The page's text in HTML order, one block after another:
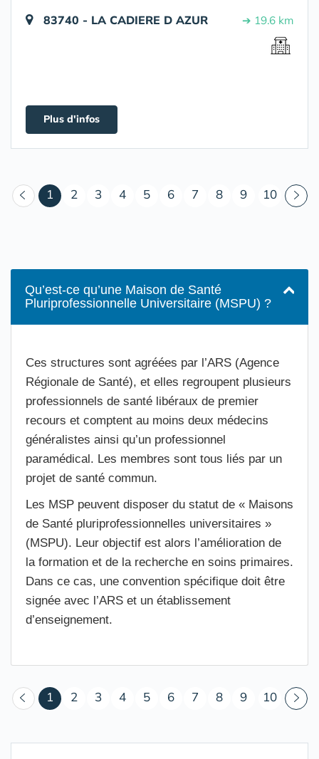
83740 - LA CADIERE D AZUR ➔ 19.6 km
Plus d'infos
1 (courant)
2 3 4 5 6 7 8 9 10
Qu’est-ce qu’une Maison de Santé
Pluriprofessionnelle Universitaire (MSPU) ?
Ces structures sont agréées par l’ARS (Agence
Régionale de Santé), et elles regroupent plusieurs
professionnels de santé libéraux de premier
recours et comptent au moins deux médecins
généralistes ainsi qu’un professionnel
paramédical. Les membres sont tous liés par un
projet de santé commun.
Les MSP peuvent disposer du statut de « Maisons
de Santé pluriprofessionnelles universitaires »
(MSPU). Leur objectif est alors l’amélioration de
la formation et de la recherche en soins primaires.
Dans ce cas, une convention spécifique doit être
signée avec l’ARS et un établissement
d’enseignement.
1 (courant)
2 3 4 5 6 7 8 9 10